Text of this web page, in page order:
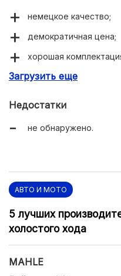
немецкое качество;
демократичная цена;
хорошая
собственные
Загрузить еще
Недостатки
не обнаружено.
АВТО И МОТО
5 лучших
холостого хода
MAHLE